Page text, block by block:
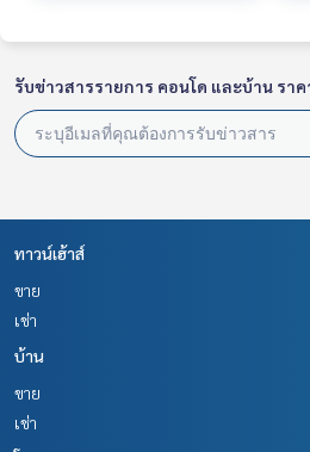
รับข่าวสารรายการ คอนโด และบ้าน ราค
ทาวน์เฮ้าส์
ขาย
เช่า
บ้าน
ขาย
เช่า